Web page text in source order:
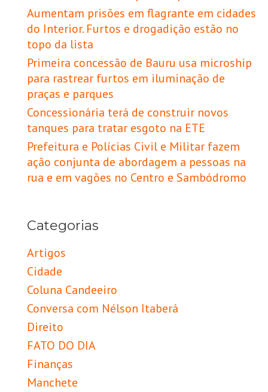
Aumentam prisões em flagrante em cidades
do Interior. Furtos e drogadição estão no
topo da lista
Primeira concessão de Bauru usa microship
para rastrear furtos em iluminação de
praças e parques
Concessionária terá de construir novos
tanques para tratar esgoto na ETE
Prefeitura e Polícias Civil e Militar fazem
ação conjunta de abordagem a pessoas na
rua e em vagões no Centro e Sambódromo
Categorias
Artigos
Cidade
Coluna Candeeiro
Conversa com Nélson Itaberá
Direito
FATO DO DIA
Finanças
Manchete